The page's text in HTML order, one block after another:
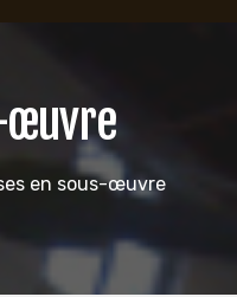
œuvre
en sous-œuvre